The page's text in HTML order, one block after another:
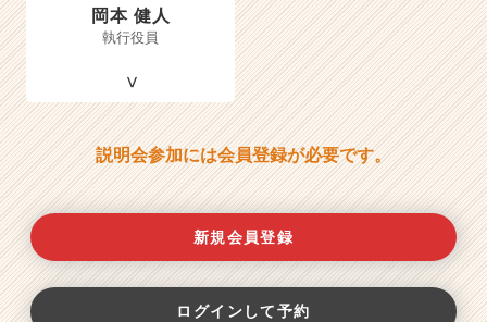
岡本 健人
執行役員
説明会参加には会員登録が必要です。
新規会員登録
ログインして予約